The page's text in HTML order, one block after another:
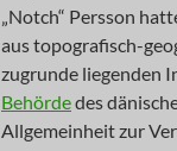
„Notch“ Persson
aus topografisch-
zugrunde liegenden
Behördedes
Allgemeinheit zur